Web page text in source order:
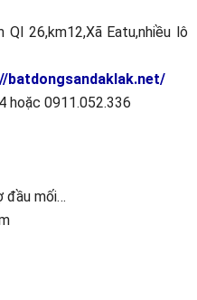
26,km12,Xã Eatu,nhiều lô
batdongsandaklak.net/
hoặc 0911.052.336
đầu mối…